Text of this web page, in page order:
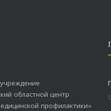
областной центр
профилактики»